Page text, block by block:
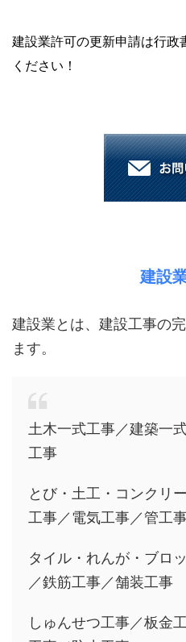
建設業許可の更新申請は行
ください！
建設
建設業とは、建設工事の
ます。
土木一式工事／建築一
工事
とび・土工・コンクリ
工事／電気工事／管工
タイル・れんが・ブロ
／鉄筋工事／舗装工事
しゅんせつ工事／板金